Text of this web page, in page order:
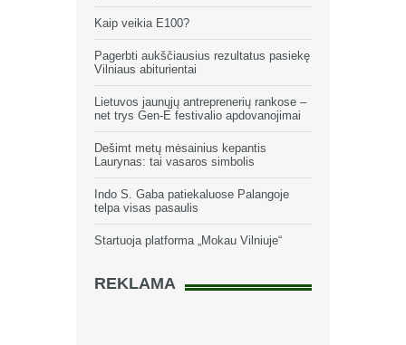
Kaip veikia E100?
Pagerbti aukščiausius rezultatus pasiekę
Vilniaus abiturientai
Lietuvos jaunųjų antreprenerių rankose –
net trys Gen-E festivalio apdovanojimai
Dešimt metų mėsainius kepantis
Laurynas: tai vasaros simbolis
Indo S. Gaba patiekaluose Palangoje
telpa visas pasaulis
Startuoja platforma „Mokau Vilniuje“
REKLAMA